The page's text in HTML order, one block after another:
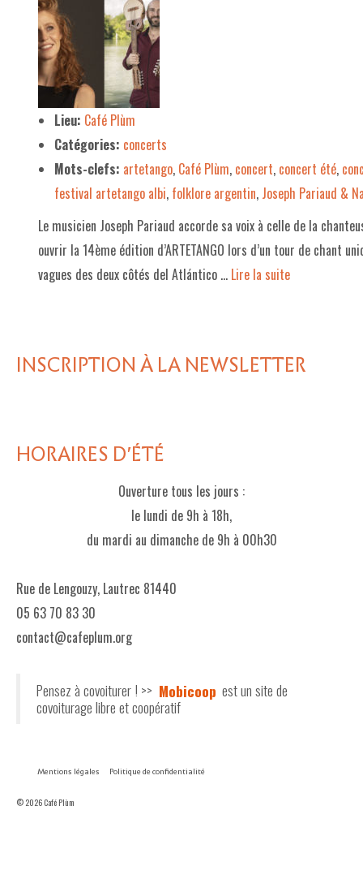
Lieu: Café Plùm
Catégories: concerts
Mots-clefs: artetango, Café Plùm, concert, concert été,
festival artetango albi, folklore argentin, Joseph Pariaud &
Le musicien Joseph Pariaud accorde sa voix à celle de la
ouvrir la 14ème édition d’ARTETANGO lors d’un tour de chant
vagues des deux côtés del Atlántico … Lire la suite­­
INSCRIPTION À LA NEWSLETTER
HORAIRES D'ÉTÉ
Ouverture tous les jours :
le lundi de 9h à 18h,
du mardi au dimanche de 9h à 00h30
Rue de Lengouzy, Lautrec 81440
05 63 70 83 30
contact@cafeplum.org
Pensez à covoiturer ! >> Mobicoop est un site de
covoiturage libre et coopératif
Mentions légales Politique de confidentialité
© 2026 Café Plùm